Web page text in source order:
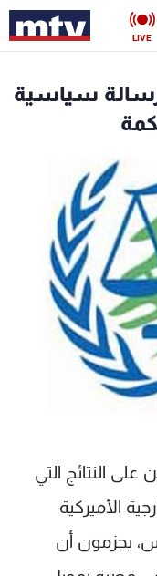
LIVE
رسالة سياسية
النتائج التي
الأميركية
يجزمون أن